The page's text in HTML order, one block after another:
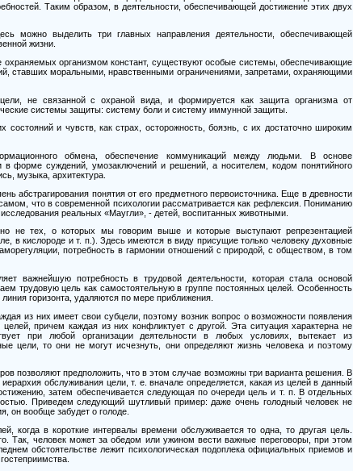
Таким образом, в деятельности, обеспечивающей достижение этих двух
можно выделить три главных направления деятельности, обеспечивающей
жизни.
охраняемых организмом констант, существуют особые системы, обеспечивающие
ставших моральными, нравственными ограничениями, запретами, охраняющими
не связанной с охраной вида, и формируется как защита организма от
системы защиты: систему боли и систему иммунной защиты.
и чувств, как страх, осторожность, боязнь, с их достаточно широким
обмена, обеспечение коммуникаций между людьми. В основе
форме суждений, умозаключений и решений, а носителем, кодом понятийного
музыка, архитектура.
абстрагирования понятия от его предметного первоисточника. Еще в древности
что в современной психологии рассматривается как рефлексия. Пониманию
реальных «Маугли», - детей, воспитанных животными.
но не тех, о которых мы говорим выше и которые выступают репрезентацией
в кислороде и т. п.). Здесь имеются в виду присущие только человеку духовные
потребность в гармонии отношений с природой, с обществом, в том
важнейшую потребность в трудовой деятельности, которая стала основой
трудовую цель как самостоятельную в группе постоянных целей. Особенность
горизонта, удаляются по мере приближения.
из них имеет свои субцели, поэтому возник вопрос о возможности появления
причем каждая из них конфликтует с другой. Эта ситуация характерна не
при любой организации деятельности в любых условиях, вытекает из
цели, то они не могут исчезнуть, они определяют жизнь человека и поэтому
позволяют предположить, что в этом случае возможны три варианта решения. В
обслуживания цели, т. е. вначале определяется, какая из целей в данный
затем обеспечивается следующая по очереди цель и т. п. В отдельных
Приведем следующий шутливый пример: даже очень голодный человек не
он вообще забудет о голоде.
когда в короткие интервалы времени обслуживается то одна, то другая цель.
Так, человек может за обедом или ужином вести важные переговоры, при этом
обстоятельстве лежит психологическая подоплека официальных приемов и